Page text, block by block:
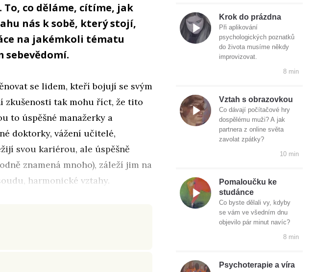
To, co děláme, cítíme, jak
nás k sobě, který stojí,
na jakémkoli tématu
sebevědomí.
se lidem, kteří bojují se svým
zkušenosti tak mohu říct, že tito
to úspěšné manažerky a
doktorky, vážení učitelé,
svou kariérou, ale úspěšně
znamená mnoho), záleží jim na
harmonické vztahy.
Krok do prázdna
Při aplikování
psychologických poznatků
do života musíme někdy
improvizovat.
8 min
Vztah s obrazovkou
Co dávají počítačové hry
dospělému muži? A jak
partnera z online světa
zavolat zpátky?
10 min
Pomaloučku ke
studánce
Co byste dělali vy, kdyby
se vám ve všedním dnu
objevilo pár minut navíc?
8 min
Psychoterapie a víra